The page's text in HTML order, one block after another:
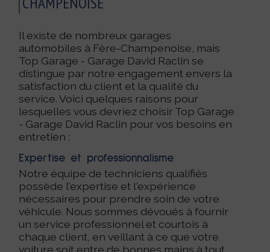
Il existe de nombreux garages
automobiles à Fère-Champenoise, mais
Top Garage - Garage David Raclin se
distingue par notre engagement envers la
satisfaction du client et la qualité du
service. Voici quelques raisons pour
lesquelles vous devriez choisir Top Garage
- Garage David Raclin pour vos besoins en
entretien :
Expertise et professionnalisme
Notre équipe de techniciens qualifiés
possède l'expertise et l'expérience
nécessaires pour prendre soin de votre
véhicule. Nous sommes dévoués à fournir
un service professionnel et courtois à
chaque client, en veillant à ce que votre
voiture soit entre de bonnes mains à tout